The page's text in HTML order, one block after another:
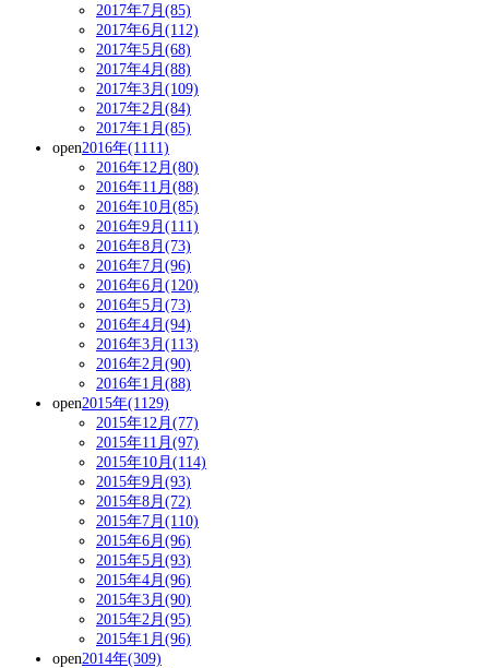
2017年7月(85)
2017年6月(112)
2017年5月(68)
2017年4月(88)
2017年3月(109)
2017年2月(84)
2017年1月(85)
open2016年(1111)
2016年12月(80)
2016年11月(88)
2016年10月(85)
2016年9月(111)
2016年8月(73)
2016年7月(96)
2016年6月(120)
2016年5月(73)
2016年4月(94)
2016年3月(113)
2016年2月(90)
2016年1月(88)
open2015年(1129)
2015年12月(77)
2015年11月(97)
2015年10月(114)
2015年9月(93)
2015年8月(72)
2015年7月(110)
2015年6月(96)
2015年5月(93)
2015年4月(96)
2015年3月(90)
2015年2月(95)
2015年1月(96)
open2014年(309)